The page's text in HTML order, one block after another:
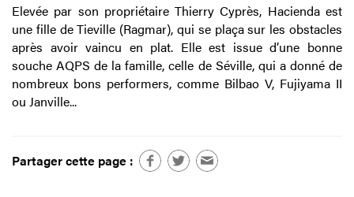
Elevée par son propriétaire Thierry Cyprès, Hacienda est
une fille de Tieville (Ragmar), qui se plaça sur les obstacles
après avoir vaincu en plat. Elle est issue d’une bonne
souche AQPS de la famille, celle de Séville, qui a donné de
nombreux bons performers, comme Bilbao V, Fujiyama II
ou Janville...
Partager cette page :